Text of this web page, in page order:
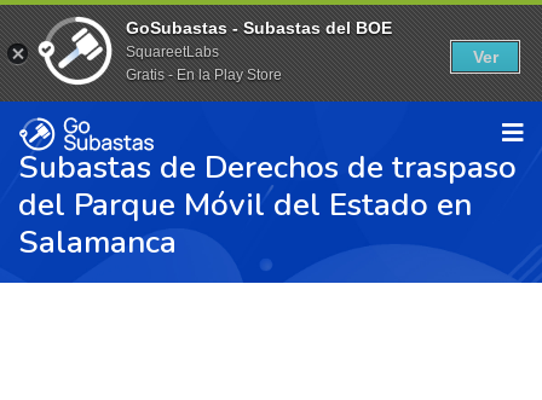
Subastas de Derechos de traspaso
del Parque Móvil del Estado en
Salamanca
GoSubastas - Subastas del BOE
SquareetLabs
Gratis - En la Play Store
Ver